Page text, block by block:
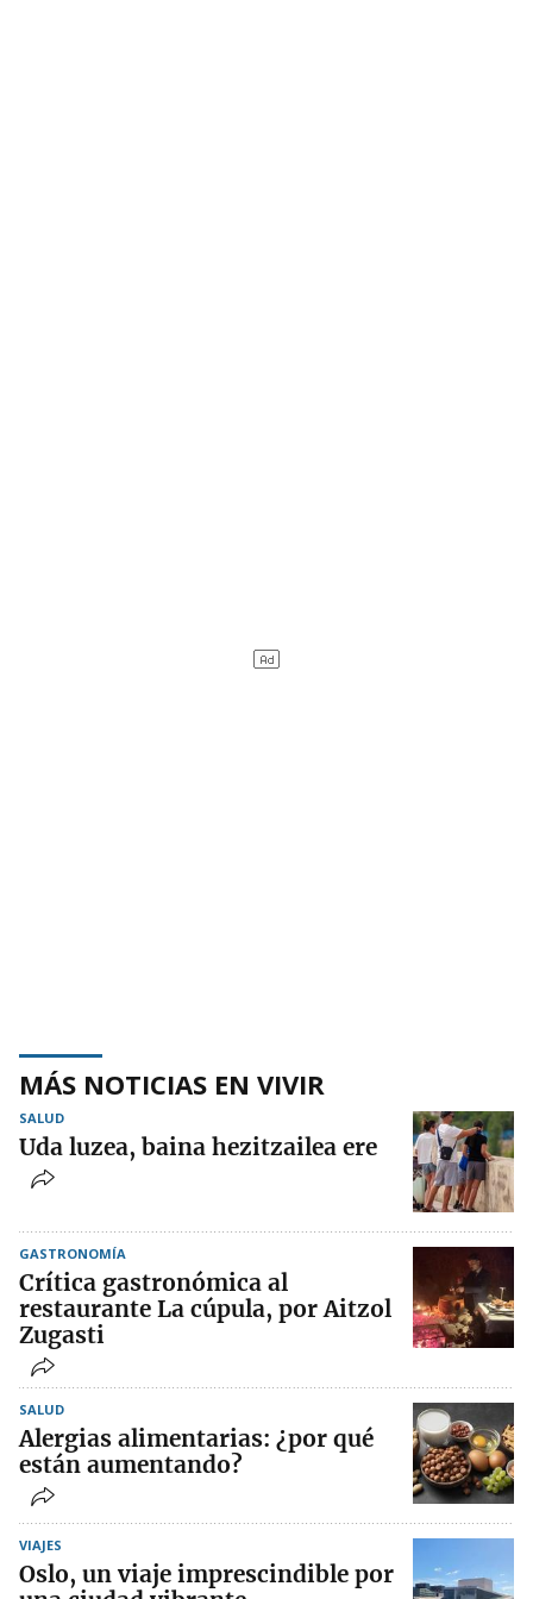
MÁS NOTICIAS EN VIVIR
SALUD
Uda luzea, baina hezitzailea ere
GASTRONOMÍA
Crítica gastronómica al
restaurante La cúpula, por Aitzol
Zugasti
SALUD
Alergias alimentarias: ¿por qué
están aumentando?
VIAJES
Oslo, un viaje imprescindible por